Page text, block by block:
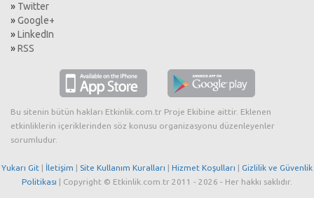
» Twitter
»Google+
»LinkedIn
»RSS
Bu sitenin bütün hakları Etkinlik.com.tr Proje Ekibine aittir. Eklenen
etkinliklerin içeriklerinden söz konusu organizasyonu düzenleyenler
sorumludur.
Yukarı Git İletişim Site Kullanım Kuralları Hizmet Koşulları
Gizlilik ve Güvenlik
Politikası | Copyright © Etkinlik.com.tr 2011 - 2026 - Her hakkı saklıdır.